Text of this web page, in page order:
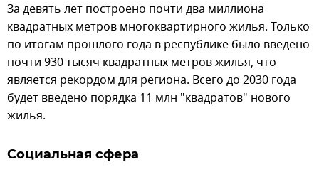
За девять лет построено почти два миллиона
квадратных метров многоквартирного жилья. Только
по итогам прошлого года в республике было введено
почти 930 тысяч квадратных метров жилья, что
является рекордом для региона. Всего до 2030 года
будет введено порядка 11 млн "квадратов" нового
жилья.
Социальная сфера